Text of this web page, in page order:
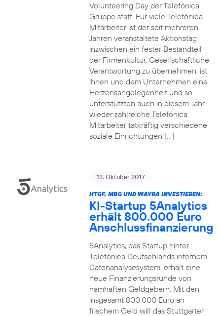
Volunteering Day der Telefónica
Gruppe statt. Für viele Telefónica
Mitarbeiter ist der seit mehreren
Jahren veranstaltete Aktionstag
inzwischen ein fester Bestandteil
der Firmenkultur. Gesellschaftliche
Verantwortung zu übernehmen, ist
ihnen und dem Unternehmen eine
Herzensangelegenheit und so
unterstützten auch in diesem Jahr
wieder zahlreiche Telefónica
Mitarbeiter tatkräftig verschiedene
soziale Einrichtungen […]
12. Oktober 2017
HTGF, MBG UND WAYRA INVESTIEREN:
KI-Startup 5Analytics
erhält 800.000 Euro
Anschlussfinanzierung
5Analytics, das Startup hinter
Telefónica Deutschlands internem
Datenanalysesystem, erhält eine
neue Finanzierungsrunde von
namhaften Geldgebern. Mit den
insgesamt 800.000 Euro an
frischem Geld will das Stuttgarter